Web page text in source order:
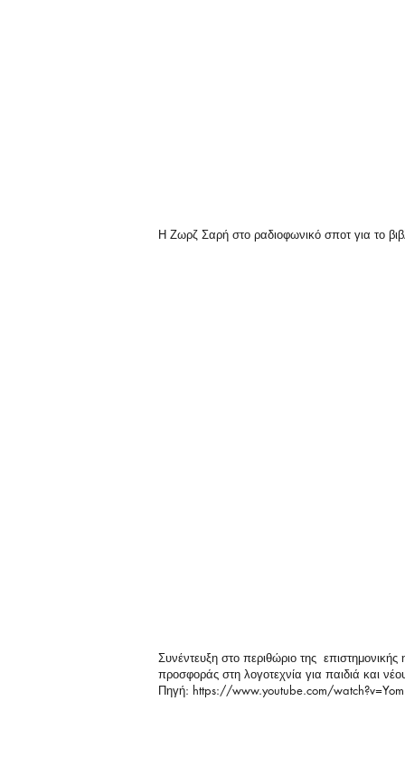
Η Ζωρζ Σαρή στο ραδιοφωνικό σποτ για το
Συνέντευξη στο περιθώριο της
προσφοράς στη λογοτεχνία για παιδιά και
Πηγή: https://www.youtube.com/